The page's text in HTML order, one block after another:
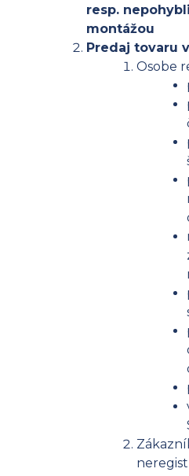
resp.
montážou
Predaj tovaru
Osobe